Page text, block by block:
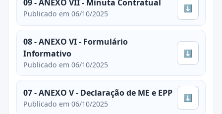
09 - ANEXO VII - Minuta Contratual
Publicado em 06/10/2025
⬇
08 - ANEXO VI - Formulário
Informativo
Publicado em 06/10/2025
⬇
07 - ANEXO V - Declaração de ME e EPP
Publicado em 06/10/2025
⬇